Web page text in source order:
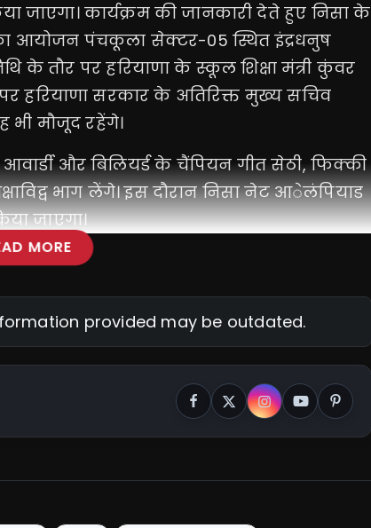
जाएगा। कार्यक्रम की जानकारी देते हुए निसा के
आयोजन पंचकूला सेक्टर-05 स्थित इंद्रधनुष
के तौर पर हरियाणा के स्कूल शिक्षा मंत्री कुंवर
हरियाणा सरकार के अतिरिक्त मुख्य सचिव
भी मौजूद रहेंगे।
और बिलियर्ड के चैंपियन गीत सेठी, फिक्की
भाग लेंगे। इस दौरान निसा नेट आेलंपियाड
जाएगा।
MORE
provided may be outdated.